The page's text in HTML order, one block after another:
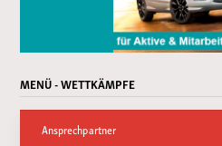
MENÜ - WETTKÄMPFE
Ansprechpartner